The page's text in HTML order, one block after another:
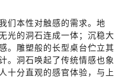
们本性对触感的需求。地
光的洞石连成一体；沉稳大
。雕塑般的长型桌台伫立其
。洞石唤起了传统情感也象
十分直观的感官体验，与上